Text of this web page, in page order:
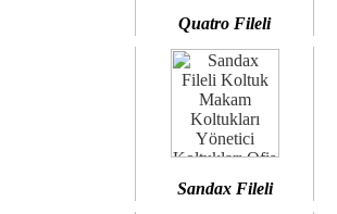
Quatro Fileli
Sandax Fileli